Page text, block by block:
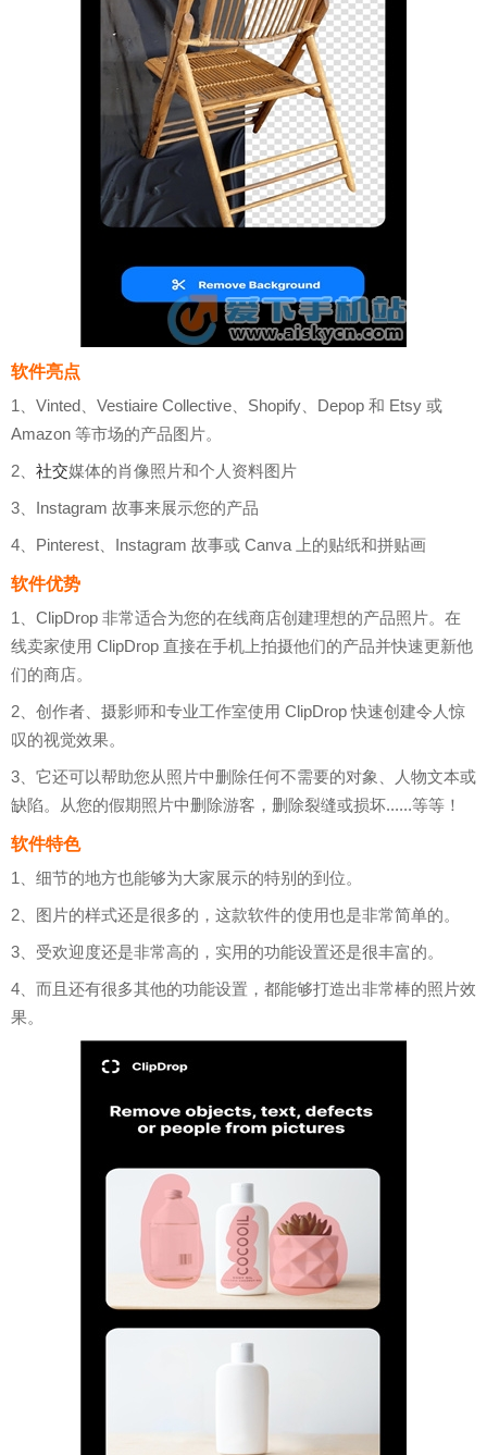
软件亮点
1、Vinted、Vestiaire Collective、Shopify、Depop 和 Etsy 或
Amazon 等市场的产品图片。
2、 社交媒体的肖像照片和个人资料图片
3、Instagram 故事来展示您的产品
4、Pinterest、Instagram 故事或 Canva 上的贴纸和拼贴画
软件优势
1、ClipDrop 非常适合为您的在线商店创建理想的产品照片。在
线卖家使用 ClipDrop 直接在手机上拍摄他们的产品并快速更新他
们的商店。
2、创作者、摄影师和专业工作室使用 ClipDrop 快速创建令人惊
叹的视觉效果。
3、它还可以帮助您从照片中删除任何不需要的对象、人物文本或
缺陷。从您的假期照片中删除游客，删除裂缝或损坏......等等！
软件特色
1、细节的地方也能够为大家展示的特别的到位。
2、图片的样式还是很多的，这款软件的使用也是非常简单的。
3、受欢迎度还是非常高的，实用的功能设置还是很丰富的。
4、而且还有很多其他的功能设置，都能够打造出非常棒的照片效
果。